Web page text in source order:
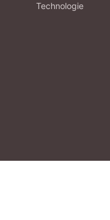
Technologie